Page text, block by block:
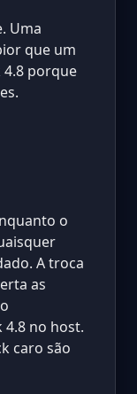
Uma
que um
4.8 porque
o
A troca
as
4.8 no host.
caro são